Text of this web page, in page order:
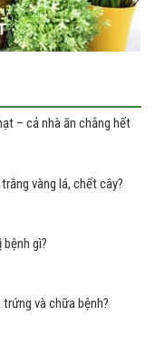
– cả nhà ăn chẳng hết
vàng lá, chết cây?
gì?
và chữa bệnh?